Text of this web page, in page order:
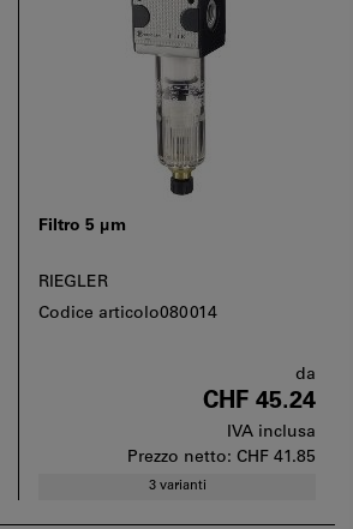
Filtro 5 µm
RIEGLER
Codice articolo080014
da
CHF 45.24
IVA inclusa
Prezzo netto: CHF 41.85
3 varianti